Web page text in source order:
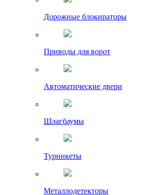
Дорожные блокираторы
Приводы для ворот
Автоматические двери
Шлагбаумы
Турникеты
Металлодетекторы